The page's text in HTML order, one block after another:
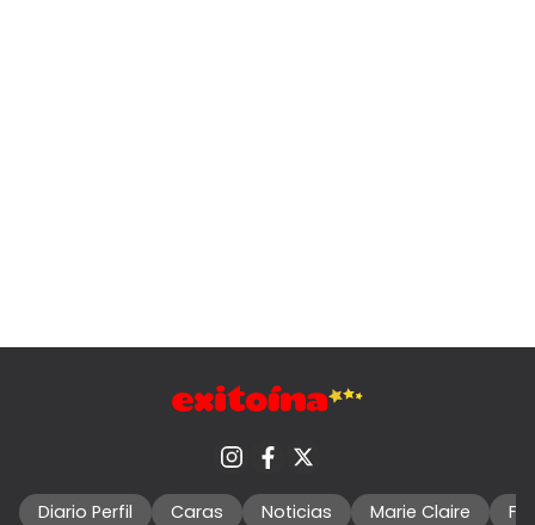
Diario Perfil Caras Noticias Marie Claire